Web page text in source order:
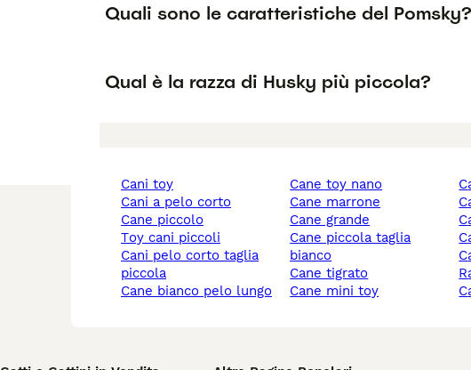
Quali sono le caratteristiche del Pomsky?
Qual è la razza di Husky più piccola?
cani toy
cani a pelo corto
cane piccolo
toy cani piccoli
cani pelo corto taglia
piccola
cane bianco pelo lungo
cane toy nano
cane marrone
cane grande
cane piccola taglia
bianco
cane tigrato
cane mini toy